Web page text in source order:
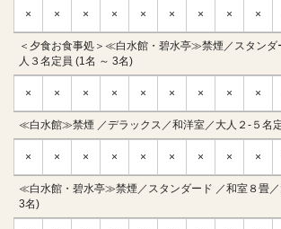
× × × × × × × × ×
＜夕食お食事処＞≪白水館・碧水亭≫禁煙／スタンダ
人３名定員 (1名 ～ 3名)
× × × × × × × × ×
≪白水館≫禁煙 ／デラックス／和洋室／大人２-５名
× × × × × × × × ×
≪白水館・碧水亭≫禁煙／スタンダード ／和室８畳／
3名)